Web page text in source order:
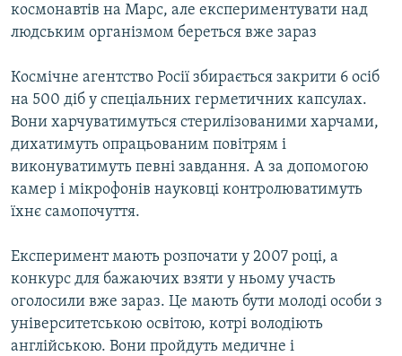
космонавтів на Марс, але експериментувати над
людським організмом береться вже зараз
Космічне агентство Росії збирається закрити 6 осіб
на 500 діб у спеціальних герметичних капсулах.
Вони харчуватимуться стерилізованими харчами,
дихатимуть опрацьованим повітрям і
виконуватимуть певні завдання. А за допомогою
камер і мікрофонів науковці контролюватимуть
їхнє самопочуття.
Експеримент мають розпочати у 2007 році, а
конкурс для бажаючих взяти у ньому участь
оголосили вже зараз. Це мають бути молоді особи з
університетською освітою, котрі володіють
англійською. Вони пройдуть медичне і